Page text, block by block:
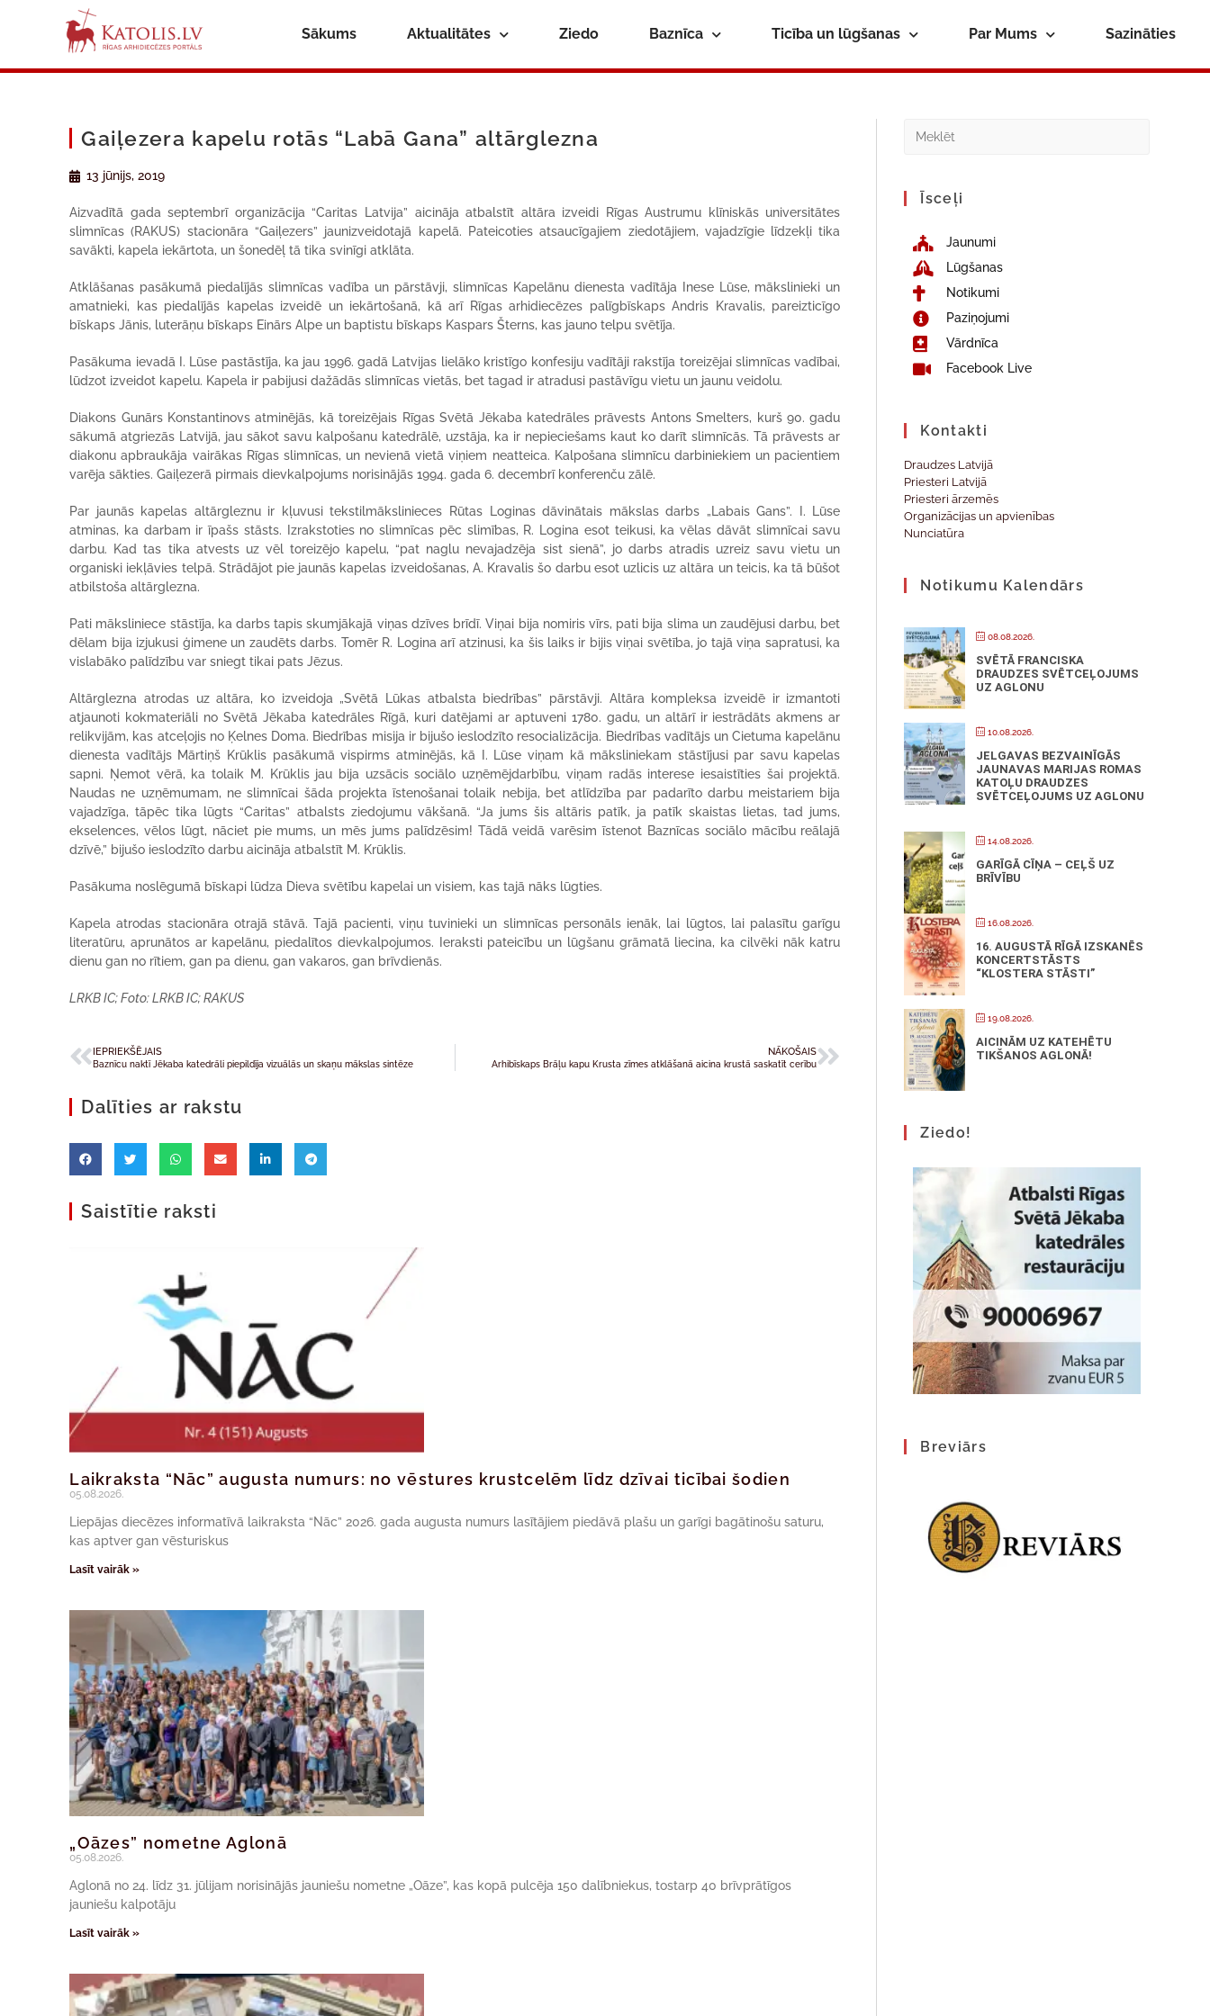
Sākums Aktualitātes Ziedo Baznīca Ticība un lūgšanas Par Mums Sazināties
Gaiļezera kapelu rotās “Labā Gana” altārglezna
13 jūnijs, 2019
Aizvadītā gada septembrī organizācija “Caritas Latvija” aicināja atbalstīt altāra izveidi Rīgas Austrumu klīniskās universitātes
slimnīcas (RAKUS) stacionāra “Gaiļezers” jaunizveidotajā kapelā. Pateicoties atsaucīgajiem ziedotājiem, vajadzīgie līdzekļi tika
savākti, kapela iekārtota, un šonedēļ tā tika svinīgi atklāta.
Atklāšanas pasākumā piedalījās slimnīcas vadība un pārstāvji, slimnīcas Kapelānu dienesta vadītāja Inese Lūse, mākslinieki un
amatnieki, kas piedalījās kapelas izveidē un iekārtošanā, kā arī Rīgas arhidiecēzes palīgbīskaps Andris Kravalis, pareizticīgo
bīskaps Jānis, luterāņu bīskaps Einārs Alpe un baptistu bīskaps Kaspars Šterns, kas jauno telpu svētīja.
Pasākuma ievadā I. Lūse pastāstīja, ka jau 1996. gadā Latvijas lielāko kristīgo konfesiju vadītāji rakstīja toreizējai slimnīcas vadībai,
lūdzot izveidot kapelu. Kapela ir pabijusi dažādās slimnīcas vietās, bet tagad ir atradusi pastāvīgu vietu un jaunu veidolu.
Diakons Gunārs Konstantinovs atminējās, kā toreizējais Rīgas Svētā Jēkaba katedrāles prāvests Antons Smelters, kurš 90. gadu
sākumā atgriezās Latvijā, jau sākot savu kalpošanu katedrālē, uzstāja, ka ir nepieciešams kaut ko darīt slimnīcās. Tā prāvests ar
diakonu apbraukāja vairākas Rīgas slimnīcas, un nevienā vietā viņiem neatteica. Kalpošana slimnīcu darbiniekiem un pacientiem
varēja sākties. Gaiļezerā pirmais dievkalpojums norisinājās 1994. gada 6. decembrī konferenču zālē.
Par jaunās kapelas altārgleznu ir kļuvusi tekstilmākslinieces Rūtas Loginas dāvinātais mākslas darbs „Labais Gans”. I. Lūse
atminas, ka darbam ir īpašs stāsts. Izrakstoties no slimnīcas pēc slimības, R. Logina esot teikusi, ka vēlas dāvāt slimnīcai savu
darbu. Kad tas tika atvests uz vēl toreizējo kapelu, “pat naglu nevajadzēja sist sienā”, jo darbs atradis uzreiz savu vietu un
organiski iekļāvies telpā. Strādājot pie jaunās kapelas izveidošanas, A. Kravalis šo darbu esot uzlicis uz altāra un teicis, ka tā būšot
atbilstoša altārglezna.
Pati māksliniece stāstīja, ka darbs tapis skumjākajā viņas dzīves brīdī. Viņai bija nomiris vīrs, pati bija slima un zaudējusi darbu, bet
dēlam bija izjukusi ģimene un zaudēts darbs. Tomēr R. Logina arī atzinusi, ka šis laiks ir bijis viņai svētība, jo tajā viņa sapratusi, ka
vislabāko palīdzību var sniegt tikai pats Jēzus.
Altārglezna atrodas uz altāra, ko izveidoja „Svētā Lūkas atbalsta biedrības” pārstāvji. Altāra kompleksa izveidē ir izmantoti
atjaunoti kokmateriāli no Svētā Jēkaba katedrāles Rīgā, kuri datējami ar aptuveni 1780. gadu, un altārī ir iestrādāts akmens ar
relikvijām, kas atceļojis no Ķelnes Doma. Biedrības misija ir bijušo ieslodzīto resocializācija. Biedrības vadītājs un Cietuma kapelānu
dienesta vadītājs Mārtiņš Krūklis pasākumā vispirms atminējās, kā I. Lūse viņam kā māksliniekam stāstījusi par savu kapelas
sapni. Ņemot vērā, ka tolaik M. Krūklis jau bija uzsācis sociālo uzņēmējdarbību, viņam radās interese iesaistīties šai projektā.
Naudas ne uzņēmumam, ne slimnīcai šāda projekta īstenošanai tolaik nebija, bet atlīdzība par padarīto darbu meistariem bija
vajadzīga, tāpēc tika lūgts “Caritas” atbalsts ziedojumu vākšanā. “Ja jums šis altāris patīk, ja patīk skaistas lietas, tad jums,
ekselences, vēlos lūgt, nāciet pie mums, un mēs jums palīdzēsim! Tādā veidā varēsim īstenot Baznīcas sociālo mācību reālajā
dzīvē,” bijušo ieslodzīto darbu aicināja atbalstīt M. Krūklis.
Pasākuma noslēgumā bīskapi lūdza Dieva svētību kapelai un visiem, kas tajā nāks lūgties.
Kapela atrodas stacionāra otrajā stāvā. Tajā pacienti, viņu tuvinieki un slimnīcas personāls ienāk, lai lūgtos, lai palasītu garīgu
literatūru, aprunātos ar kapelānu, piedalītos dievkalpojumos. Ieraksti pateicību un lūgšanu grāmatā liecina, ka cilvēki nāk katru
dienu gan no rītiem, gan pa dienu, gan vakaros, gan brīvdienās.
LRKB IC; Foto: LRKB IC; RAKUS
IEPRIEKŠĒJAIS
Baznīcu naktī Jēkaba katedrāli piepildīja vizuālās un skaņu mākslas sintēze
NĀKOŠAIS
Arhibīskaps Brāļu kapu Krusta zīmes atklāšanā aicina krustā saskatīt cerību
Dalīties ar rakstu
Saistītie raksti
Laikraksta “Nāc” augusta numurs: no vēstures krustcelēm līdz dzīvai ticībai šodien
05.08.2026.
Liepājas diecēzes informatīvā laikraksta “Nāc” 2026. gada augusta numurs lasītājiem piedāvā plašu un garīgi bagātinošu saturu,
kas aptver gan vēsturiskus
Lasīt vairāk »
„Oāzes” nometne Aglonā
05.08.2026.
Aglonā no 24. līdz 31. jūlijam norisinājās jauniešu nometne „Oāze”, kas kopā pulcēja 150 dalībniekus, tostarp 40 brīvprātīgos
jauniešu kalpotāju
Lasīt vairāk »
Īsceļi
Jaunumi
Lūgšanas
Notikumi
Paziņojumi
Vārdnīca
Facebook Live
Kontakti
Draudzes Latvijā
Priesteri Latvijā
Priesteri ārzemēs
Organizācijas un apvienības
Nunciatūra
Notikumu Kalendārs
08.08.2026.
SVĒTĀ FRANCISKA
DRAUDZES SVĒTCEĻOJUMS
UZ AGLONU
10.08.2026.
JELGAVAS BEZVAINĪGĀS
JAUNAVAS MARIJAS ROMAS
KATOĻU DRAUDZES
SVĒTCEĻOJUMS UZ AGLONU
14.08.2026.
GARĪGĀ CĪŅA – CEĻŠ UZ
BRĪVĪBU
16.08.2026.
16. AUGUSTĀ RĪGĀ IZSKANĒS
KONCERTSTĀSTS
“KLOSTERA STĀSTI”
19.08.2026.
AICINĀM UZ KATEHĒTU
TIKŠANOS AGLONĀ!
Ziedo!
Breviārs